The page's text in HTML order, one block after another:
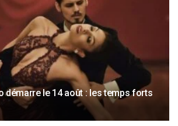
démarre le 14 août : les temps forts